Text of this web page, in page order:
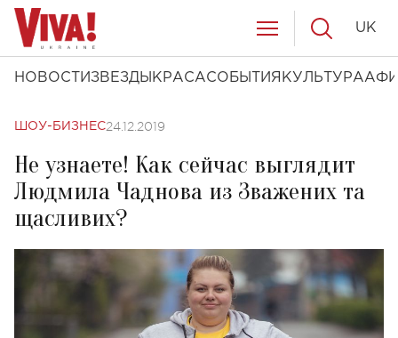
НОВОСТИ ЗВЕЗДЫ КРАСАСОБЫТИЯ КУЛЬТУРА
UK
ШОУ-БИЗНЕС24.12.2019
Не узнаете! Как сейчас выглядит
Людмила Чаднова из Зважених та
щасливих?